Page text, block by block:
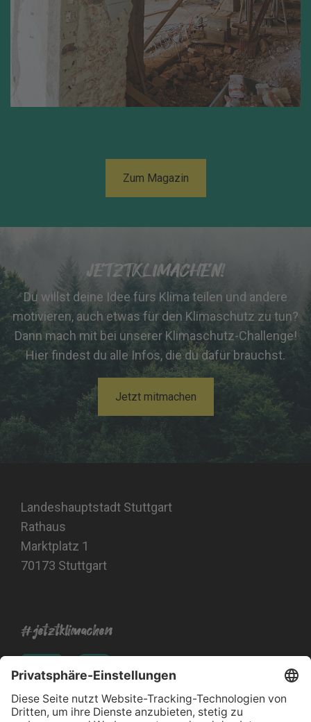
Zum Magazin
JETZTKLIMACHEN!
Du willst deine Idee fürs Klima teilen und andere
motivieren, auch etwas für den Klimaschutz zu tun?
Dann mach mit bei unserer Klimaschutz-Challenge!
Hier findest du alle Infos, die du dafür brauchst.
Jetzt mitmachen
Landeshauptstadt Stuttgart
Rathaus
Marktplatz 1
70173 Stuttgart
#jetztklimachen